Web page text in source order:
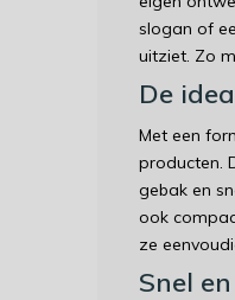
slogan of
uitziet. Zo
De
Met een
producten.
gebak en
ook
ze
Snel